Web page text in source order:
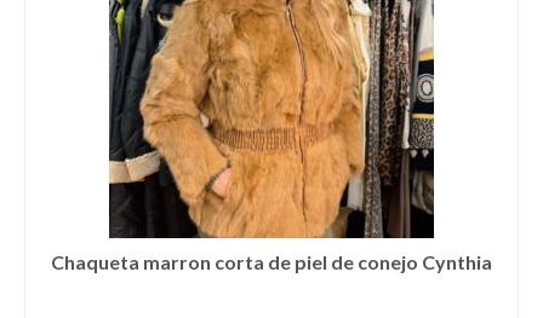
Collares y gargantillas
Conjunto de sombrero y cesta a juego
Coronas
Cuellos
Diademas
Esparteñas
Chaqueta marron corta de piel de conejo Cynthia